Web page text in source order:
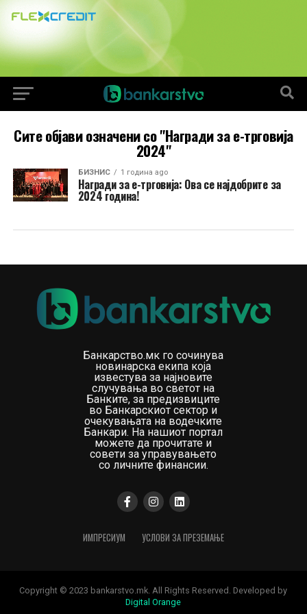
Сите објави означени со "Награди за е-трговија
2024"
БИЗНИС 1 година ago
Награди за е-трговија: Ова се најдобрите за
2024 година!
Банкарство.мк го сочинува
новинарска екипа која
известува за најновите
случувања во светот на
Банките, за предизвиците
во Банкарскиот сектор и
очекувањата на водечките
Банкари. На нашиот портал
можете да прочитате и
совети за управувањето
со личните финансии.
ИМПРЕСИУМ УСЛОВИ ЗА ПРЕЗЕМАЊЕ
Copyright © 2023 bankarstvo.mk. All Rights Reserved. Developed by
Digital Orange